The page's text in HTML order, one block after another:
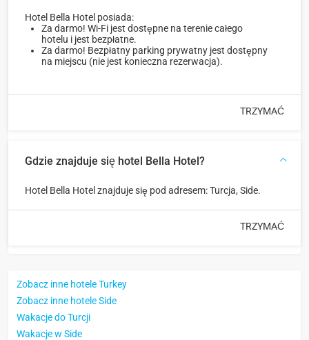
Hotel Bella Hotel posiada:
Za darmo! Wi-Fi jest dostępne na terenie całego
hotelu i jest bezpłatne.
Za darmo! Bezpłatny parking prywatny jest dostępny
na miejscu (nie jest konieczna rezerwacja).
TRZYMAĆ
Gdzie znajduje się hotel Bella Hotel?
Hotel Bella Hotel znajduje się pod adresem: Turcja, Side.
TRZYMAĆ
Zobacz inne hotele Turkey
Zobacz inne hotele Side
Wakacje do Turcji
Wakacje w Side